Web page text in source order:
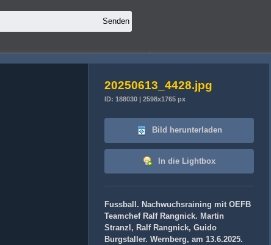
20250613_4428.jpg
ID: 188030 | 2598x1765 px
Bild herunterladen
In die Lightbox
Fussball. Nachwuchsraining mit OEFB
Teamchef Ralf Rangnick. Martin
Stranzl, Ralf Rangnick, Guido
Burgstaller. Wernberg, am 13.6.2025.